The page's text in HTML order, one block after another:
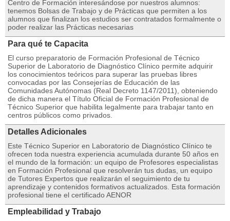
Centro de Formación interesándose por nuestros alumnos:
tenemos Bolsas de Trabajo y de Prácticas que permiten a los
alumnos que finalizan los estudios ser contratados formalmente o
poder realizar las Prácticas necesarias
Para qué te Capacita
El curso preparatorio de Formación Profesional de Técnico
Superior de Laboratorio de Diagnóstico Clínico permite adquirir
los conocimientos teóricos para superar las pruebas libres
convocadas por las Consejerías de Educación de las
Comunidades Autónomas (Real Decreto 1147/2011), obteniendo
de dicha manera el Título Oficial de Formación Profesional de
Técnico Superior que habilita legalmente para trabajar tanto en
centros públicos como privados.
Detalles Adicionales
Este Técnico Superior en Laboratorio de Diagnóstico Clínico te
ofrecen toda nuestra experiencia acumulada durante 50 años en
el mundo de la formación: un equipo de Profesores especialistas
en Formación Profesional que resolverán tus dudas, un equipo
de Tutores Expertos que realizarán el seguimiento de tu
aprendizaje y contenidos formativos actualizados. Esta formación
profesional tiene el certificado AENOR
Empleabilidad y Trabajo